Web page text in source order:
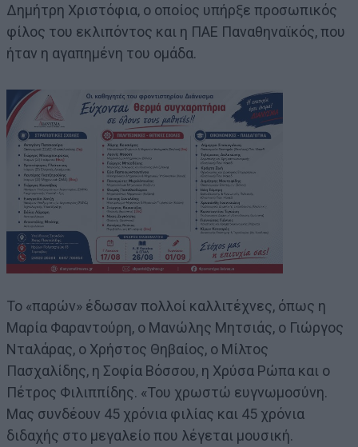
Δημήτρη Χριστόφια, ο οποίος υπήρξε προσωπικός
φίλος του εκλιπόντος και η ΠΑΕ Παναθηναϊκός, που
ήταν η αγαπημένη του ομάδα.
Το «παρών» έδωσαν πολλοί καλλιτέχνες, όπως η
Μαρία Φαραντούρη, ο Μανώλης Μητσιάς, ο Γιώργος
Νταλάρας, ο Χρήστος Θηβαίος, ο Μίλτος
Πασχαλίδης, η Σοφία Βόσσου, η Χρύσα Ρώπα και ο
Πέτρος Φιλιππίδης. «Του χρωστώ ευγνωμοσύνη.
Μας συνδέουν 45 χρόνια φιλίας και 45 χρόνια
διδαχής στο μεγαλείο που λέγεται μουσική.